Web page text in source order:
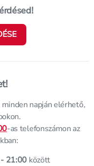
napján elérhető,
-as telefonszámon az
21:00 között